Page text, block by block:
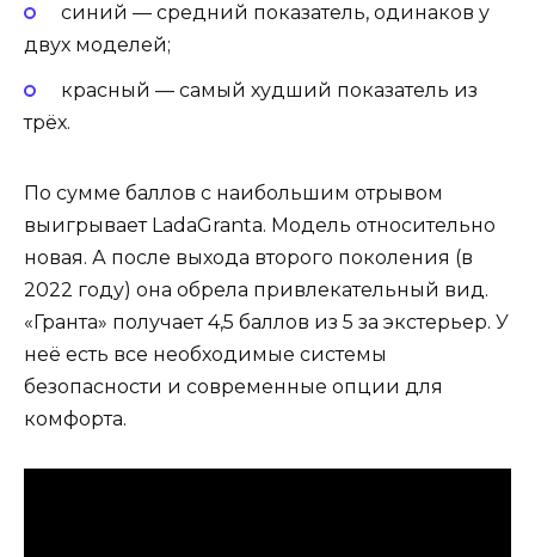
синий — средний показатель, одинаков у
двух моделей;
красный — самый худший показатель из
трёх.
По сумме баллов с наибольшим отрывом
выигрывает LadaGranta. Модель относительно
новая. А после выхода второго поколения (в
2022 году) она обрела привлекательный вид.
«Гранта» получает 4,5 баллов из 5 за экстерьер. У
неё есть все необходимые системы
безопасности и современные опции для
комфорта.